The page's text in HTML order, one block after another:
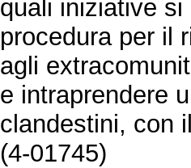
quali iniziative
procedura per il
agli
e intraprendere
clandestini, con
(4-01745)